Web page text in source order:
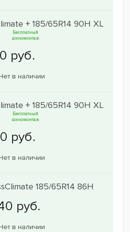
+ 185/65R14 90H XL
Бесплатный
шиномонтаж
в наличии
+ 185/65R14 90H XL
Бесплатный
шиномонтаж
в наличии
185/65R14 86H
в наличии